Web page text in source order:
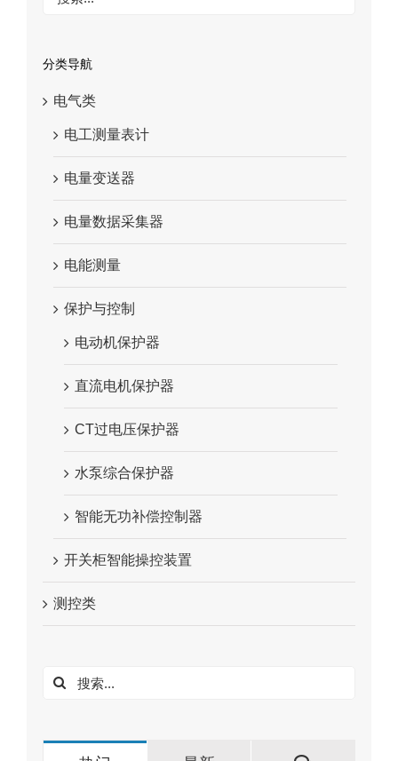
分类导航
电气类
电工测量表计
电量变送器
电量数据采集器
电能测量
保护与控制
电动机保护器
直流电机保护器
CT过电压保护器
水泵综合保护器
智能无功补偿控制器
开关柜智能操控装置
测控类
搜